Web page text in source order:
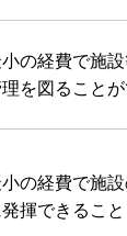
の経費で施
を図ること
の経費で施
揮できること